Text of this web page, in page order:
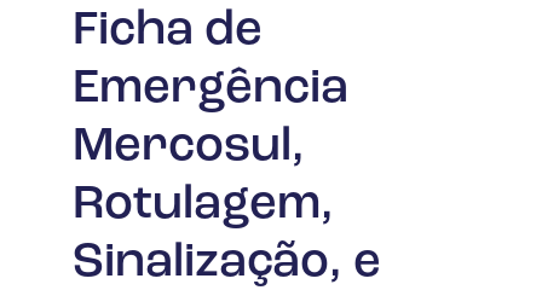
Ficha de
Emergência
Mercosul,
Rotulagem,
Sinalização, e